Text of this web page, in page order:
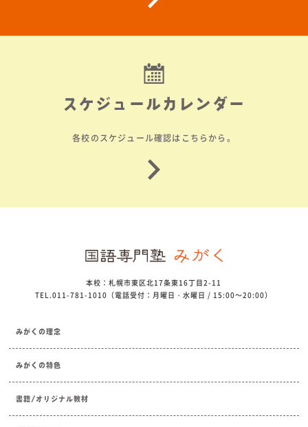
スケジュールカレンダー
各校のスケジュール確認はこちらから。
本校：札幌市東区北17条東16丁目2-11
TEL.011-781-1010（電話受付：月曜日・水曜日 / 15:00～20:00）
みがくの理念
みがくの特色
書籍/オリジナル教材